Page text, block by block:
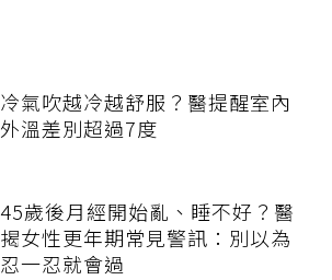
冷氣吹越冷越舒服？醫提醒室內
外溫差別超過7度
45歲後月經開始亂、睡不好？醫
揭女性更年期常見警訊：別以為
忍一忍就會過